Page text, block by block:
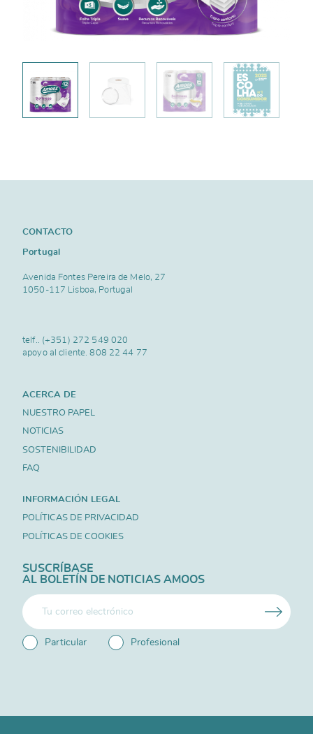
CONTACTO
Portugal
Avenida Fontes Pereira de Melo, 27
1050-117 Lisboa, Portugal
telf.. (+351) 272 549 020
apoyo al cliente.808 22 44 77
ACERCA DE
NUESTRO PAPEL
NOTICIAS
SOSTENIBILIDAD
FAQ
INFORMACIÓN LEGAL
POLÍTICAS DE PRIVACIDAD
POLÍTICAS DE COOKIES
SUSCRÍBASE
AL BOLETÍN DE NOTICIAS AMOOS
Particular Profesional